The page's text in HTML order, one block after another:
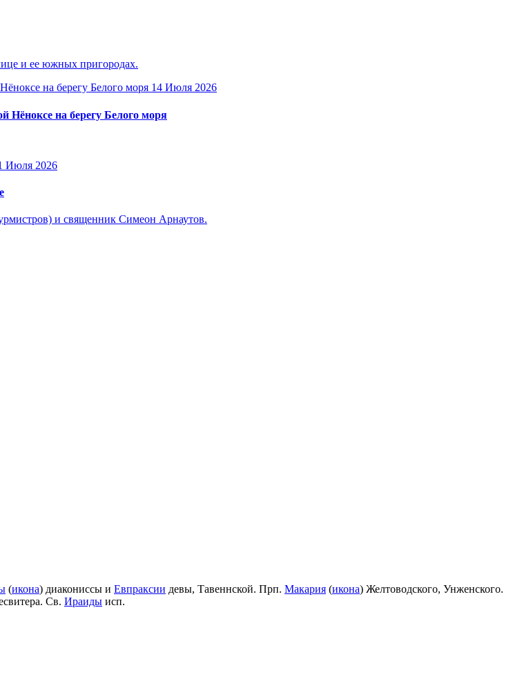
и ее южных пригородах.
14 Июля 2026
Нёноксе на берегу Белого моря
Июля 2026
и священник Симеон Арнаутов.
(икона) диакониссы и Евпраксии девы, Тавеннской. Прп. Макария (икона) Желтоводского, Унженского.
Св. Ираиды исп.